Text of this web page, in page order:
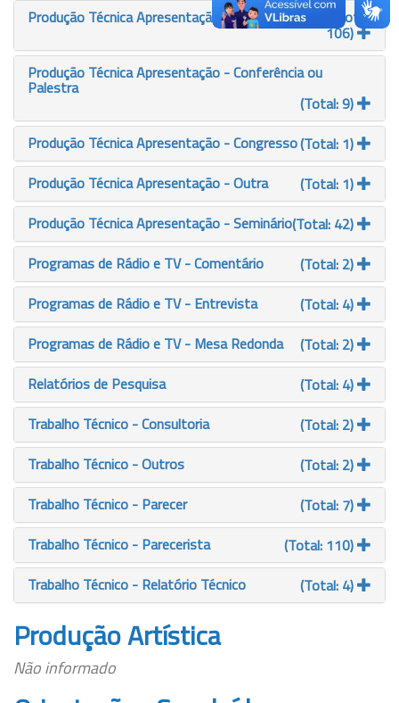
Produção Técnica Apresentação - Comunicação
(Total:
106)
Produção Técnica Apresentação - Conferência ou
Palestra
(Total: 9)
Produção Técnica Apresentação - Congresso(Total: 1)
Produção Técnica Apresentação - Outra
(Total: 1)
Produção Técnica Apresentação - Seminário(Total: 42)
Programas de Rádio e TV - Comentário
(Total: 2)
Programas de Rádio e TV - Entrevista
(Total: 4)
Programas de Rádio e TV - Mesa Redonda
(Total: 2)
Relatórios de Pesquisa
(Total: 4)
Trabalho Técnico - Consultoria
(Total: 2)
Trabalho Técnico - Outros
(Total: 2)
Trabalho Técnico - Parecer
(Total: 7)
Trabalho Técnico - Parecerista
(Total: 110)
Trabalho Técnico - Relatório Técnico
(Total: 4)
Produção Artística
Não informado